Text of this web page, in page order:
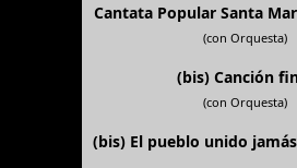
Cantata Popular Santa
(con Orquesta)
(bis) Canción
(con Orquesta)
(bis) El pueblo unido